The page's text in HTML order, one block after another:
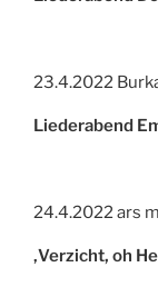
23.4.2022
Liederabend
24.4.2022 ars
‚Verzicht, oh